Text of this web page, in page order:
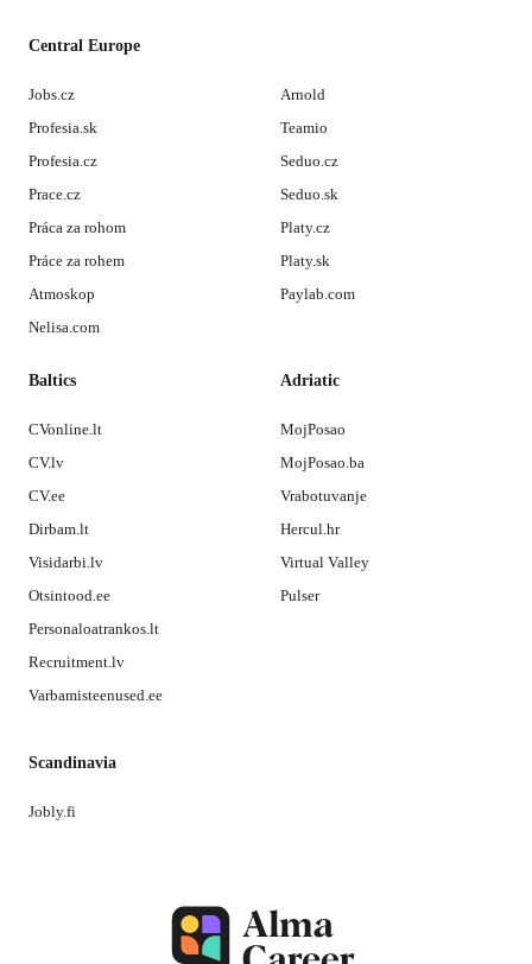
Central Europe
Jobs.cz
Profesia.sk
Profesia.cz
Prace.cz
Práca za rohom
Práce za rohem
Atmoskop
Nelisa.com
Arnold
Teamio
Seduo.cz
Seduo.sk
Platy.cz
Platy.sk
Paylab.com
Baltics
CVonline.lt
CV.lv
CV.ee
Dirbam.lt
Visidarbi.lv
Otsintood.ee
Personaloatrankos.lt
Recruitment.lv
Varbamisteenused.ee
Adriatic
MojPosao
MojPosao.ba
Vrabotuvanje
Hercul.hr
Virtual Valley
Pulser
Scandinavia
Jobly.fi